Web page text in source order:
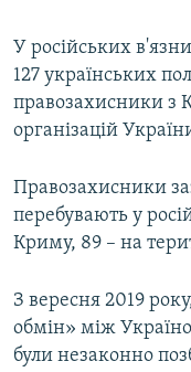
Усі сайти RFE/RL
У російських
127 українських
правозахисники з
організацій
Правозахисники
перебувають у
Криму, 89 – на
З вересня 2019
обмін» між
були незаконно